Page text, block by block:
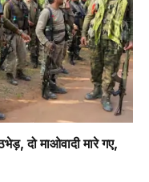
दो माओवादी मारे गए,